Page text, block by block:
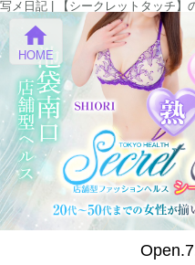
home
HOME